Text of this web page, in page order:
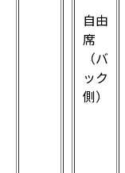
自由
席
（バ
ック
側）